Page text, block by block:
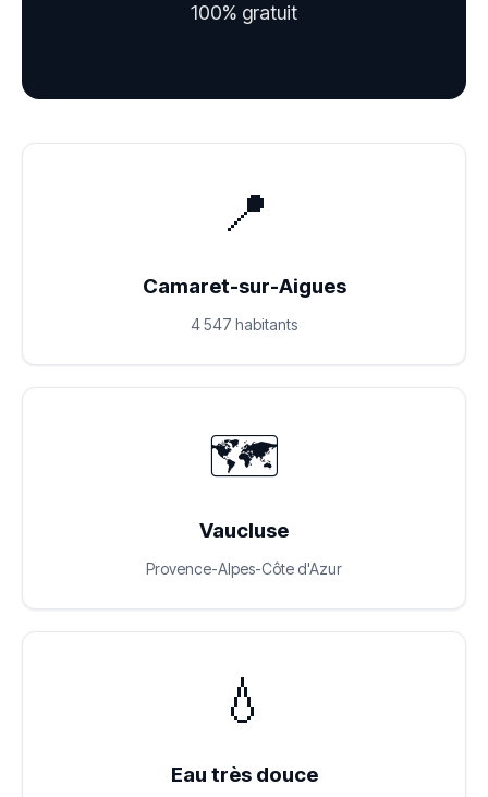
100% gratuit
📍
Camaret-sur-Aigues
4 547 habitants
🗺️
Vaucluse
Provence-Alpes-Côte d'Azur
💧
Eau très douce